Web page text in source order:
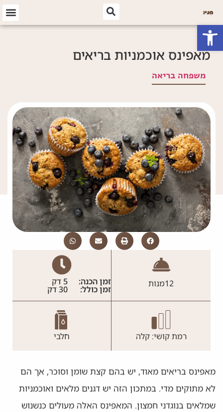
פתח סרגל נגישות
מאפינס אוכמניות בריאים
משפחה בריאה
12מנות זמן הכנה: 5 דק
זמן כולל: 30 דק
רמת קושי: קלה חלבי
מאפינס בריאים מאוד, יש בהם קצת שומן וסוכר, אך הם
לא מתוקים מדי. במתכון הזה יש דגנים מלאים ואוכמניות
שמלאים בנוגדני חמצון. המאפינס האלה מעולים כנשנוש